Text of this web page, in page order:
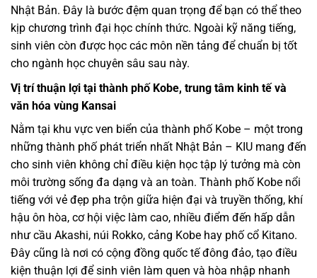
Nhật Bản. Đây là bước đệm quan trọng để bạn có thể theo
kịp chương trình đại học chính thức. Ngoài kỹ năng tiếng,
sinh viên còn được học các môn nền tảng để chuẩn bị tốt
cho ngành học chuyên sâu sau này.
Vị trí thuận lợi tại thành phố Kobe, trung tâm kinh tế và
văn hóa vùng Kansai
Nằm tại khu vực ven biển của thành phố Kobe – một trong
những thành phố phát triển nhất Nhật Bản – KIU mang đến
cho sinh viên không chỉ điều kiện học tập lý tưởng mà còn
môi trường sống đa dạng và an toàn. Thành phố Kobe nổi
tiếng với vẻ đẹp pha trộn giữa hiện đại và truyền thống, khí
hậu ôn hòa, cơ hội việc làm cao, nhiều điểm đến hấp dẫn
như cầu Akashi, núi Rokko, cảng Kobe hay phố cổ Kitano.
Đây cũng là nơi có cộng đồng quốc tế đông đảo, tạo điều
kiện thuận lợi để sinh viên làm quen và hòa nhập nhanh